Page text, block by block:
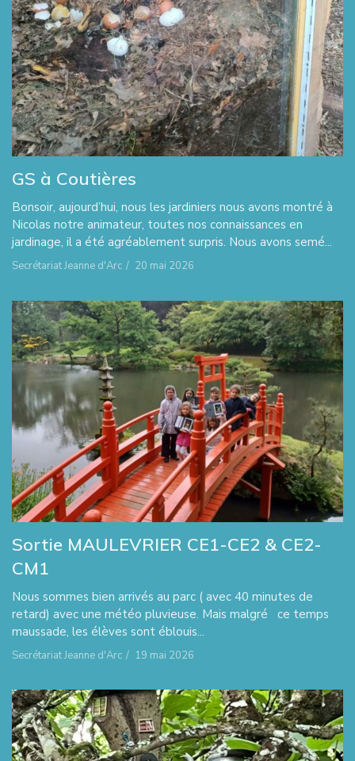
GS à Coutières
Bonsoir, aujourd’hui, nous les jardiniers nous avons montré à
Nicolas notre animateur, toutes nos connaissances en
jardinage, il a été agréablement surpris. Nous avons semé...
Secrétariat Jeanne d'Arc / 20 mai 2026
Sortie MAULEVRIER CE1-CE2 & CE2-
CM1
Nous sommes bien arrivés au parc ( avec 40 minutes de
retard) avec une météo pluvieuse. Mais malgré ce temps
maussade, les élèves sont éblouis...
Secrétariat Jeanne d'Arc / 19 mai 2026